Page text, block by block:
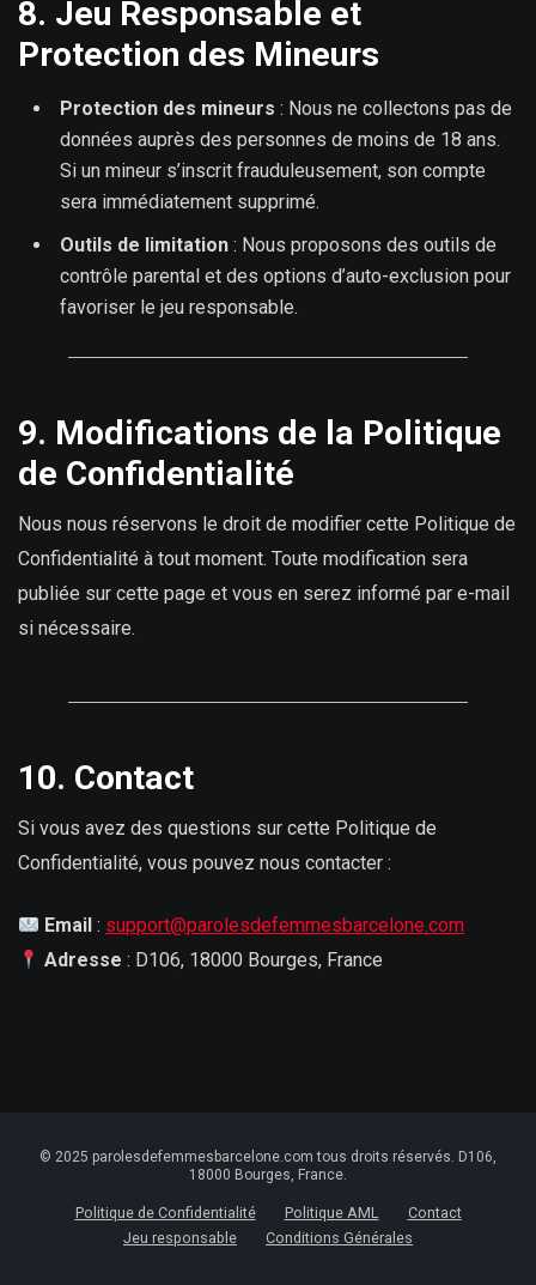
8. Jeu Responsable et
Protection des Mineurs
Protection des mineurs : Nous ne collectons pas de
données auprès des personnes de moins de 18 ans.
Si un mineur s’inscrit frauduleusement, son compte
sera immédiatement supprimé.
Outils de limitation : Nous proposons des outils de
contrôle parental et des options d’auto-exclusion pour
favoriser le jeu responsable.
9. Modifications de la Politique
de Confidentialité
Nous nous réservons le droit de modifier cette Politique de
Confidentialité à tout moment. Toute modification sera
publiée sur cette page et vous en serez informé par e-mail
si nécessaire.
10. Contact
Si vous avez des questions sur cette Politique de
Confidentialité, vous pouvez nous contacter :
Email : support@parolesdefemmesbarcelone.com
Adresse : D106, 18000 Bourges, France
© 2025 parolesdefemmesbarcelone.com tous droits réservés. D106,
18000 Bourges, France.
Politique de Confidentialité Politique AML
Contact
Jeu responsable
Conditions Générales